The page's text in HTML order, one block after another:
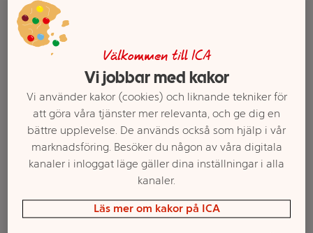
Välj butik och handla
Välkommen till ICA
Vi jobbar med kakor
Vi använder kakor (cookies) och liknande tekniker för
att göra våra tjänster mer relevanta, och ge dig en
bättre upplevelse. De används också som hjälp i vår
marknadsföring. Besöker du någon av våra digitala
kanaler i inloggat läge gäller dina inställningar i alla
kanaler.
Läs mer om kakor på ICA